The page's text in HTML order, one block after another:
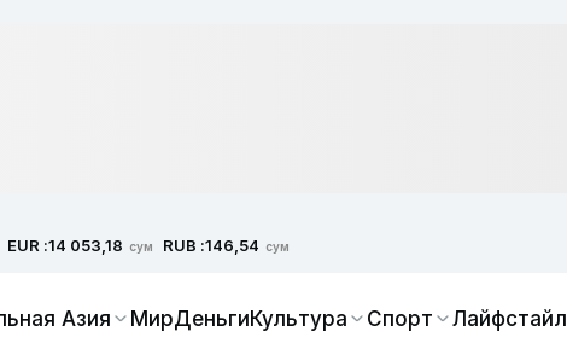
EUR :14 053,18 сум RUB :146,54 сум
Азия МирДеньгиКультура Спорт Лайфстайл